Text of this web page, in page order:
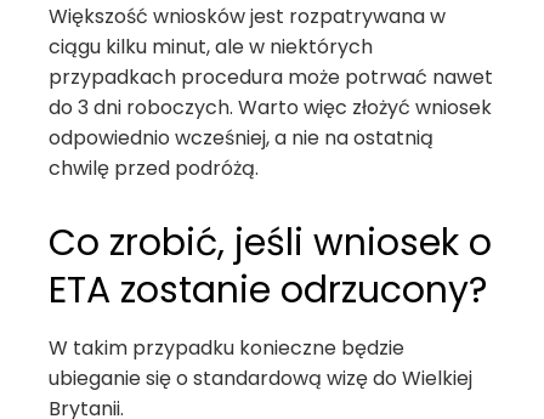
Większość wniosków jest rozpatrywana w
ciągu kilku minut, ale w niektórych
przypadkach procedura może potrwać nawet
do 3 dni roboczych. Warto więc złożyć wniosek
odpowiednio wcześniej, a nie na ostatnią
chwilę przed podróżą.
Co zrobić, jeśli wniosek o
ETA zostanie odrzucony?
W takim przypadku konieczne będzie
ubieganie się o standardową wizę do Wielkiej
Brytanii.